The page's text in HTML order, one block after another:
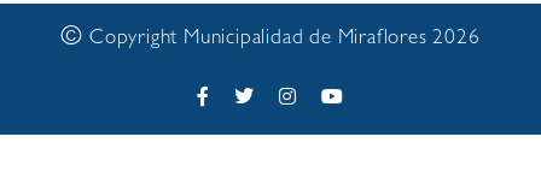
© Copyright Municipalidad de Miraflores 2026